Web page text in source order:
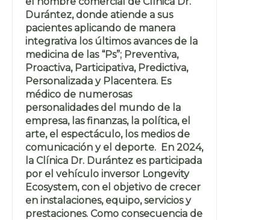
Durántez, donde atiende a sus
pacientes aplicando de manera
integrativa los últimos avances de la
medicina de las “Ps”; Preventiva,
Proactiva, Participativa, Predictiva,
Personalizada y Placentera. Es
médico de numerosas
personalidades del mundo de la
empresa, las finanzas, la política, el
arte, el espectáculo, los medios de
comunicación y el deporte. En 2024,
la Clínica Dr. Durántez es participada
por el vehículo inversor Longevity
Ecosystem, con el objetivo de crecer
en instalaciones, equipo, servicios y
prestaciones. Como consecuencia de